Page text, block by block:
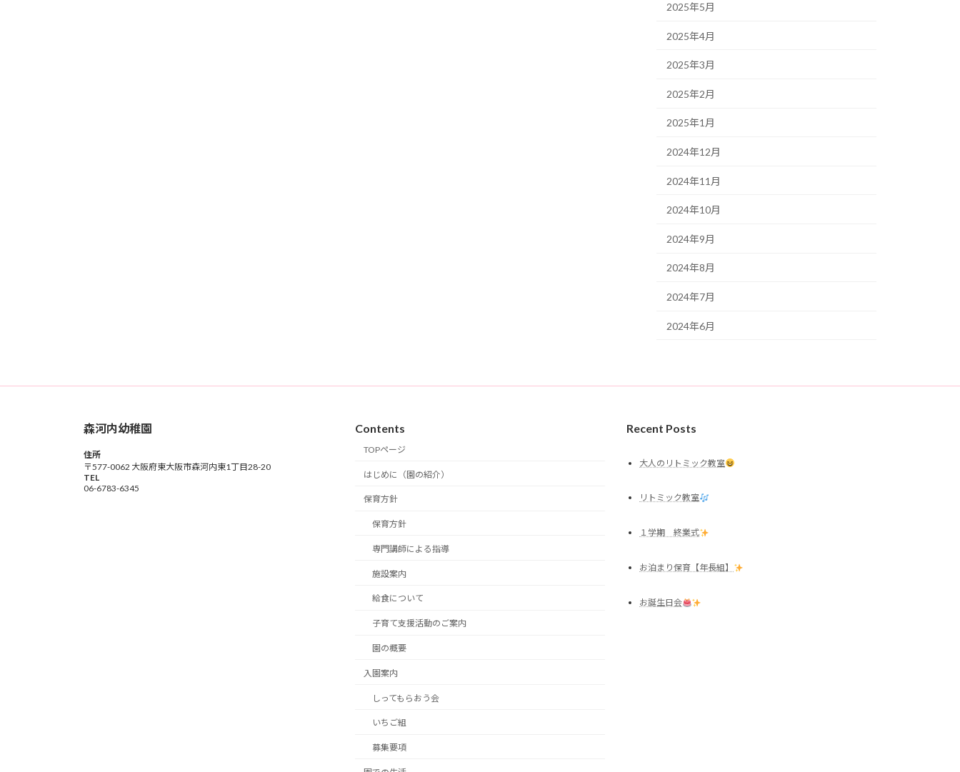
2025年5月
2025年4月
2025年3月
2025年2月
2025年1月
2024年12月
2024年11月
2024年10月
2024年9月
2024年8月
2024年7月
2024年6月
森河内幼稚園
住所
〒577-0062 大阪府東大阪市森河内東1丁目28-20
TEL
06-6783-6345
Contents
TOPページ
はじめに（園の紹介）
保育方針
保育方針
専門講師による指導
施設案内
給食について
子育て支援活動のご案内
園の概要
入園案内
しってもらおう会
いちご組
募集要項
Recent Posts
大人のリトミック教室
リトミック教室
１学期 終業式
お泊まり保育【年長組】
お誕生日会